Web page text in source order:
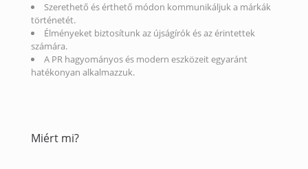
Szerethető és érthető módon kommunikáljuk a márkák
történetét.
Élményeket biztosítunk az újságírók és az érintettek
számára.
A PR hagyományos és modern eszközeit egyaránt
hatékonyan alkalmazzuk.
Miért mi?